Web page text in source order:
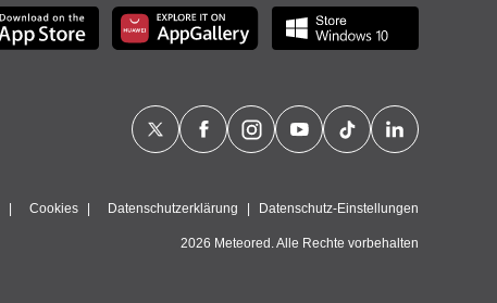
Cookies Datenschutzerklärung Datenschutz-Einstellungen
2026 Meteored. Alle Rechte vorbehalten